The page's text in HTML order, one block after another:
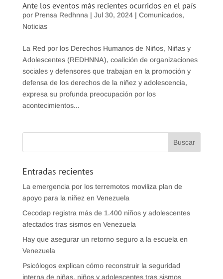
Ante los eventos más recientes ocurridos en el país
por Prensa Redhnna| Jul 30, 2024| Comunicados,
Noticias
La Red por los Derechos Humanos de Niños, Niñas y
Adolescentes (REDHNNA), coalición de organizaciones
sociales y defensores que trabajan en la promoción y
defensa de los derechos de la niñez y adolescencia,
expresa su profunda preocupación por los
acontecimientos...
Entradas recientes
La emergencia por los terremotos moviliza plan de
apoyo para la niñez en Venezuela
Cecodap registra más de 1.400 niños y adolescentes
afectados tras sismos en Venezuela
Hay que asegurar un retorno seguro a la escuela en
Venezuela
Psicólogos explican cómo reconstruir la seguridad
interna de niñas, niños y adolescentes tras sismos